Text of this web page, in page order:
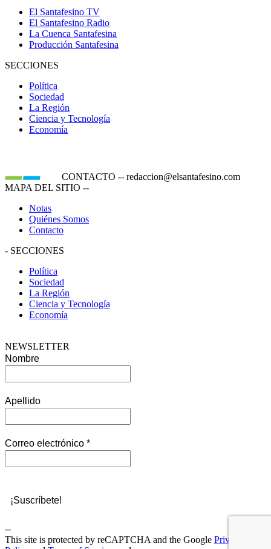
El Santafesino TV
El Santafesino Radio
La Cuenca Santafesina
Producción Santafesina
SECCIONES
Política
Sociedad
La Región
Ciencia y Tecnología
Economía
CONTACTO -- redaccion@elsantafesino.com
MAPA DEL SITIO --
Notas
Quiénes Somos
Contacto
- SECCIONES
Política
Sociedad
La Región
Ciencia y Tecnología
Economía
NEWSLETTER
Nombre
Apellido
Correo electrónico *
--
This site is protected by reCAPTCHA and the Google Privacy